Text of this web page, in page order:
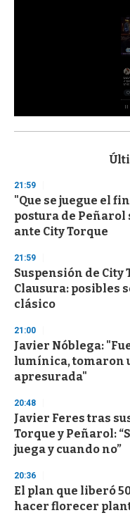
s
d
s
o
f
3
s
e
c
o
n
21:59
"Que se juegue el
postura de
ante City Torque
21:59
Suspensión de
Clausura: posibles
clásico
21:00
Javier Nóblega:
lumínica, tomaron
apresurada"
20:48
Javier Feres tras
Torque y Peñarol:
juega y cuando no”
20:36
El plan que liberó
hacer florecer